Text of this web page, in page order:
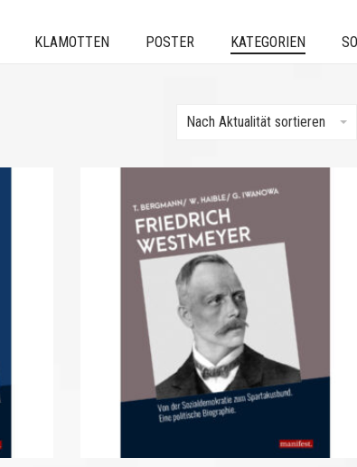
KLAMOTTEN POSTER KATEGORIEN
Nach Aktualität sortieren